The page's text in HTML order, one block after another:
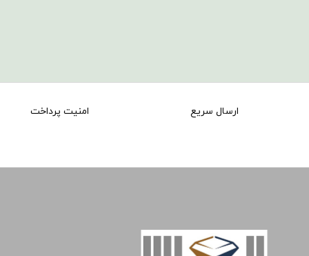
ارسال سریع امنیت پرداخت